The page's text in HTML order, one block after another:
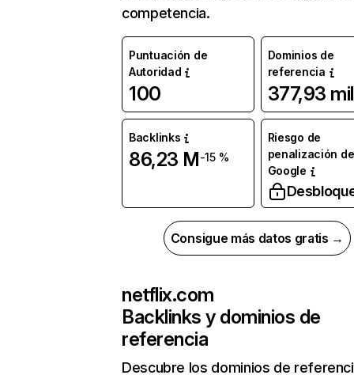
competencia.
Puntuación de
Autoridad
100
Dominios de
referencia
377,93 mil
Backlinks
86,23 M-15 %
Riesgo de
penalización de
Google
Consigue más datos gratis →
netflix.com
Backlinks y dominios de
referencia
Descubre los dominios de